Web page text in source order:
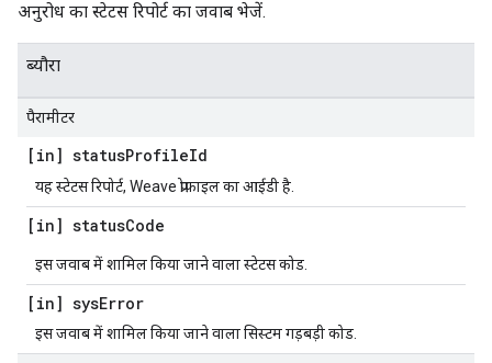
अनुरोध का स्टेटस रिपोर्ट का जवाब भेजें.
ब्यौरा
पैरामीटर
[in] statusProfileId
यह स्टेटस रिपोर्ट, Weave प्रोफ़ाइल का आईडी है.
[in] statusCode
इस जवाब में शामिल किया जाने वाला स्टेटस कोड.
[in] sysError
इस जवाब में शामिल किया जाने वाला सिस्टम गड़बड़ी कोड.